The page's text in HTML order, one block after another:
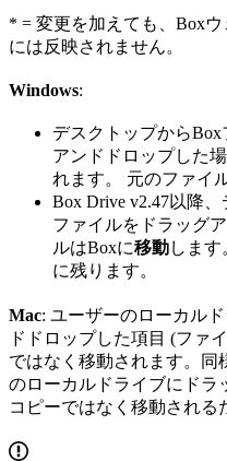
* = 変更を加えても、Box
には反映されません。
Windows:
デスクトップから
アンドドロップした
れます。 元のファイ
Box Drive v2.47以降
ファイルをドラッグ
ルはBoxに移動しま
に残ります。
Mac: ユーザーのローカル
ドドロップした項目 (ファ
ではなく移動されます。同
のローカルドライブにドラ
コピーではなく移動される